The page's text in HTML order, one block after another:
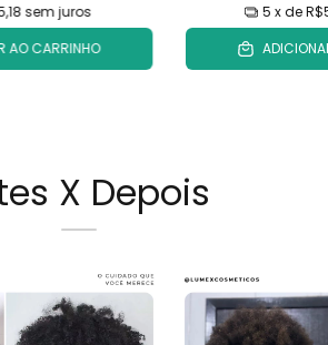
sem juros
AO CARRINHO
5 x de
X Depois